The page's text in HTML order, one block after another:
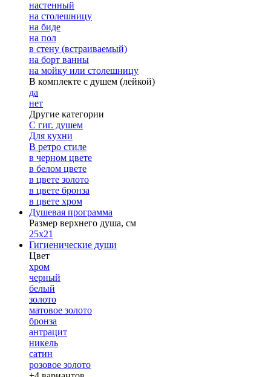
настенный
на столешницу
на биде
на пол
в стену (встраиваемый)
на борт ванны
на мойку или столешницу
В комплекте с душем (лейкой)
да
нет
Другие категории
С гиг. душем
Для кухни
В ретро стиле
в черном цвете
в белом цвете
в цвете золото
в цвете бронза
в цвете хром
Душевая программа
Размер верхнего душа, см
25х21
Гигиенические души
Цвет
хром
черный
белый
золото
матовое золото
бронза
антрацит
никель
сатин
розовое золото